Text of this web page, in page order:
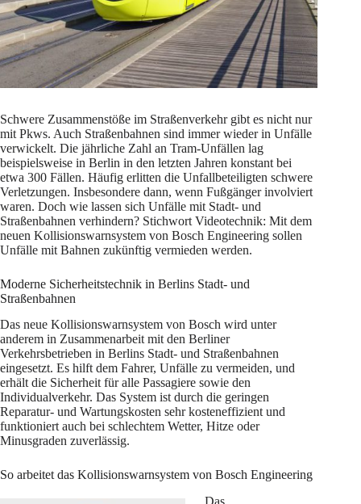
Schwere Zusammenstöße im Straßenverkehr gibt es nicht nur
mit Pkws. Auch Straßenbahnen sind immer wieder in Unfälle
verwickelt. Die jährliche Zahl an Tram-Unfällen lag
beispielsweise in Berlin in den letzten Jahren konstant bei
etwa 300 Fällen. Häufig erlitten die Unfallbeteiligten schwere
Verletzungen. Insbesondere dann, wenn Fußgänger involviert
waren. Doch wie lassen sich Unfälle mit Stadt- und
Straßenbahnen verhindern? Stichwort Videotechnik: Mit dem
neuen Kollisionswarnsystem von Bosch Engineering sollen
Unfälle mit Bahnen zukünftig vermieden werden.
Moderne Sicherheitstechnik in Berlins Stadt- und
Straßenbahnen
Das neue Kollisionswarnsystem von Bosch wird unter
anderem in Zusammenarbeit mit den Berliner
Verkehrsbetrieben in Berlins Stadt- und Straßenbahnen
eingesetzt. Es hilft dem Fahrer, Unfälle zu vermeiden, und
erhält die Sicherheit für alle Passagiere sowie den
Individualverkehr. Das System ist durch die geringen
Reparatur- und Wartungskosten sehr kosteneffizient und
funktioniert auch bei schlechtem Wetter, Hitze oder
Minusgraden zuverlässig.
So arbeitet das Kollisionswarnsystem von Bosch Engineering